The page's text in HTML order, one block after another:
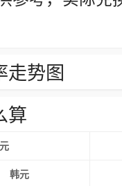
走势图
算
韩元